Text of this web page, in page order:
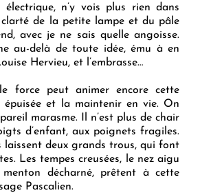
n’y vois plus rien dans
clarté de la petite lampe et du pâle
avec je ne sais quelle angoisse.
au-delà de toute idée, ému à en
Hervieu, et l’embrasse…
force peut animer encore cette
épuisée et la maintenir en vie. On
marasme. Il n’est plus de chair
d’enfant, aux poignets fragiles.
laissent deux grands trous, qui font
Les tempes creusées, le nez aigu
décharné, prêtent à cette
Pascalien.